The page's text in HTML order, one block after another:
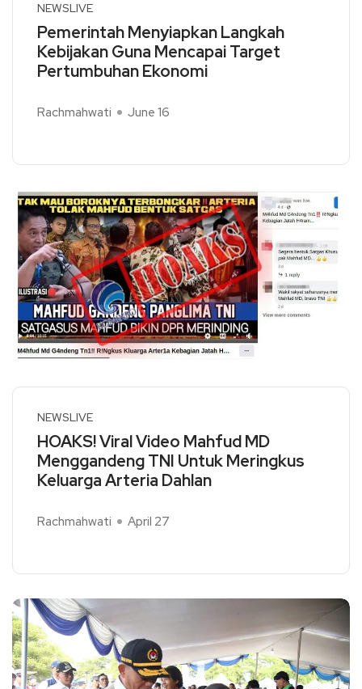
NEWSLIVE
Pemerintah Menyiapkan Langkah
Kebijakan Guna Mencapai Target
Pertumbuhan Ekonomi
Rachmahwati June 16
NEWSLIVE
HOAKS! Viral Video Mahfud MD
Menggandeng TNI Untuk Meringkus
Keluarga Arteria Dahlan
Rachmahwati April 27